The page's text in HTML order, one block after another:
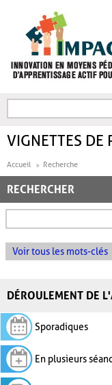
FORMULAIRE DE
VIGNETTES DE
Accueil Recherche
RECHERCHER
Voir tous les mots-clés
DÉROULEMENT DE
Sporadiques
En plusieurs